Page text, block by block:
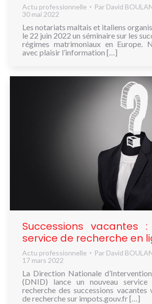
Actu professionnelle Par David
30 mai 2022
Les notariats maltais et italiens
le 22 juin 2022 un séminaire sur les
régimes matrimoniaux en Europe.
avec plaisir l’information […]
Successions vacantes :
service de recherche en
Actu professionnelle Par David
17 mars 2022
La Direction Nationale
(DNID) lance un nouveau
recherche des successions vacantes
de recherche sur impots.gouv.fr […]